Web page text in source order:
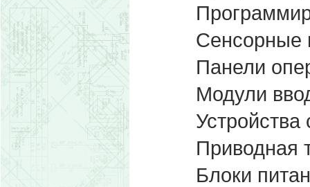
Сенсорные
Панели
Модули
Устройства
Приводная
Блоки